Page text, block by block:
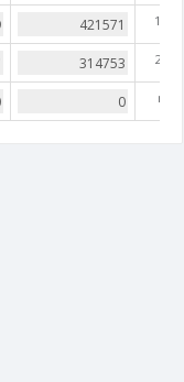
1,994
2,102
nan